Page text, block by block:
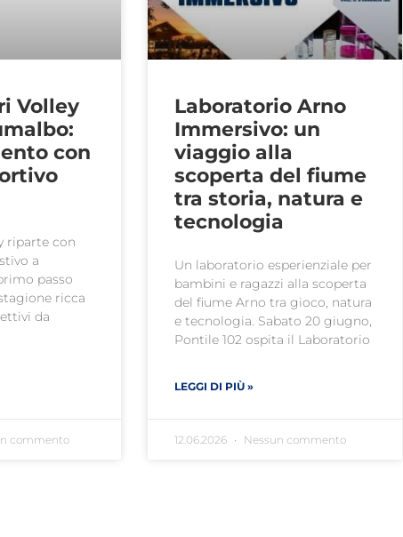
Volley
con
riparte con
a
passo
ricca
da
commento
Laboratorio Arno
Immersivo: un
viaggio alla
scoperta del fiume
tra storia, natura e
tecnologia
Un laboratorio esperienziale per
bambini e ragazzi alla scoperta
del fiume Arno tra gioco, natura
e tecnologia. Sabato 20 giugno,
Pontile 102 ospita il Laboratorio
LEGGI DI PIÙ »
12.06.2026 Nessun commento